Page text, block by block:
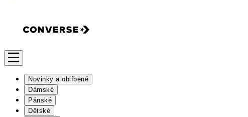
Novinky a oblíbené
Dámské
Pánské
Dětské